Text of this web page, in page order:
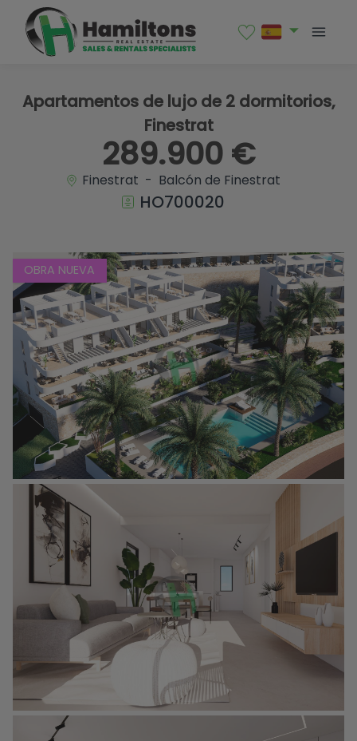
Apartamentos de lujo de 2 dormitorios,
Finestrat
289.900 €
Finestrat - Balcón de Finestrat
HO700020
OBRA NUEVA
1 / 24